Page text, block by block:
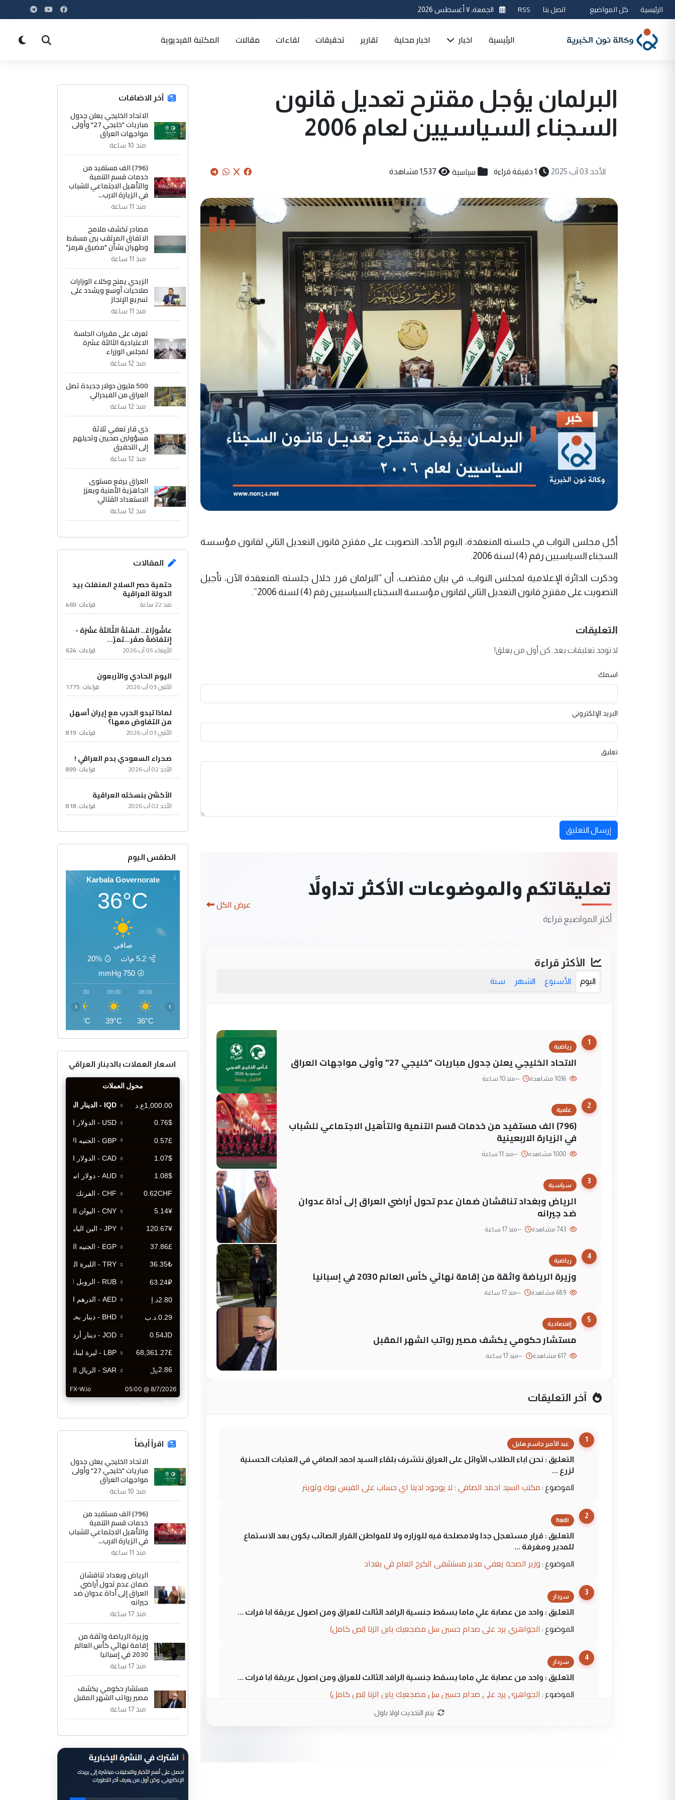
الرئيسية كل المواضيع اتصل بنا RSS الجمعة، ٧ أغسطس 2026
الرئيسية اخبار اخبار محلية تقارير تحقيقات لقاءات مقالات المكتبة الفيديوية
البرلمان يؤجل مقترح تعديل قانون
السجناء السياسيين لعام 2006
الأحد 03 آب 2025 1 دقيقة قراءة سياسية 1,537 مشاهدة
أجّل مجلس النواب في جلسته المنعقدة، اليوم الأحد، التصويت على مقترح قانون التعديل الثاني لقانون مؤسسة
السجناء السياسيين رقم (4) لسنة 2006.
وذكرت الدائرة الإعلامية لمجلس النواب، في بيان مقتضب، أن “البرلمان قرر خلال جلسته المنعقدة الآن، تأجيل
التصويت على مقترح قانون التعديل الثاني لقانون مؤسسة السجناء السياسيين رقم (4) لسنة 2006”.
التعليقات
لا توجد تعليقات بعد. كن أول من يعلق!
اسمك
البريد الإلكتروني
تعليق
إرسال التعليق
تعليقاتكم والموضوعات الأكثر تداولاً
أكثر المواضيع قراءة
عرض الكل
الأكثر قراءة
اليوم الأسبوع الشهر سنة
1
رياضية
الاتحاد الخليجي يعلن جدول مباريات "خليجي 27" وأولى مواجهات العراق
--منذ 10 ساعة
2
علمية
(796) الف مستفيد من خدمات قسم التنمية والتأهيل الاجتماعي للشباب
في الزيارة الاربعينية
--منذ 11 ساعة
3
سياسية
الرياض وبغداد تناقشان ضمان عدم تحول أراضي العراق إلى أداة عدوان
ضد جيرانه
--منذ 17 ساعة
4
رياضية
وزيرة الرياضة واثقة من إقامة نهائي كأس العالم 2030 في إسبانيا
--منذ 17 ساعة
5
إقتصادية
مستشار حكومي يكشف مصير رواتب الشهر المقبل
--منذ 17 ساعة
آخر التعليقات
1
عبد الأمير جاسم هليل
التعليق : نحن اباء الطلاب الأوائل على العراق نتشرف بلقاء السيد احمد الصافي في العتبات الحسنية
لزرع ...
الموضوع : مكتب السيد احمد الصافي : لا يوجود لدينا اي حساب على الفيس بوك وتويتر
2
hadi
التعليق : قرار مستعجل جدا ولامصلحة فيه للوزاره ولا للمواطن القرار الصائب يكون بعد الاستماع
للمدير ومغرفة ...
الموضوع : وزير الصحة يعفي مدير مستشفى الكرخ العام في بغداد
3
سردار
التعليق : واحد من عصابة علي ماما يسقط جنسية الرافد الثالث للعراق ومن اصول عريقة ابا فرات ...
الموضوع : الجواهري يرد على صدام حسين سل مضجعيك يابن الزنا (نص كامل)
4
سردار
التعليق : واحد من عصابة علي ماما يسقط جنسية الرافد الثالث للعراق ومن اصول عريقة ابا فرات ...
الموضوع : الجواهري يرد على صدام حسين سل مضجعيك يابن الزنا (نص كامل)
يتم التحديث اولا باول
آخر الاضافات
الاتحاد الخليجي يعلن جدول
مباريات "خليجي 27" وأولى
مواجهات العراق
منذ 10 ساعة
(796) الف مستفيد من
خدمات قسم التنمية
والتأهيل الاجتماعي للشباب
في الزيارة الارب...
منذ 11 ساعة
مصادر تكشف ملامح
الاتفاق المرتقب بين مسقط
وطهران بشأن "مضيق هرمز"
منذ 11 ساعة
الزيدي يمنح وكلاء الوزارات
صلاحيات أوسع ويشدد على
تسريع الإنجاز
منذ 11 ساعة
تعرف على مقررات الجلسة
الاعتيادية الثالثة عشرة
لمجلس الوزراء
منذ 12 ساعة
500 مليون دولار جديدة تصل
العراق من الفيدرالي
منذ 12 ساعة
ذي قار تعفي ثلاثة
مسؤولين صحيين وتحيلهم
إلى التحقيق
منذ 12 ساعة
العراق يرفع مستوى
الجاهزية الأمنية ويعزز
الاستعداد القتالي
منذ 12 ساعة
المقالات
حتمية حصر السلاح المنفلت بيد
الدولة العراقية
منذ 22 ساعة قراءات :469
عاشُورْاءُ.. السّنَةُ الثّالثةَ عشَرَة -
إِنتفاضةُ صفَر…تمرّ...
الأربعاء 05 آب 2026 قراءات :624
اليوم الحادي والأربعون
الأثنين 03 آب 2026 قراءات :1775
لماذا تبدو الحرب مع إيران أسهل
من التفاوض معها؟
الأثنين 03 آب 2026 قراءات :819
صحراء السعودي بدم العراقي !
الأحد 02 آب 2026 قراءات :899
الأكشن بنسخته العراقية
الأحد 02 آب 2026 قراءات :818
الطقس اليوم
Karbala Governorate
36°C
صافي
5.2 م\ث
20%
750
mmHg
08:00
36°C
09:00
39°C
10:00
41°C
‹ ›
اسعار العملات بالدينار العراقي
CurrencyRate
اقرأ أيضاً
الاتحاد الخليجي يعلن جدول
مباريات "خليجي 27" وأولى
مواجهات العراق
منذ 10 ساعة
(796) الف مستفيد من
خدمات قسم التنمية
والتأهيل الاجتماعي للشباب
في الزيارة الارب...
منذ 11 ساعة
الرياض وبغداد تناقشان
ضمان عدم تحول أراضي
العراق إلى أداة عدوان ضد
جيرانه
منذ 17 ساعة
وزيرة الرياضة واثقة من
إقامة نهائي كأس العالم
2030 في إسبانيا
منذ 17 ساعة
مستشار حكومي يكشف
مصير رواتب الشهر المقبل
منذ 17 ساعة